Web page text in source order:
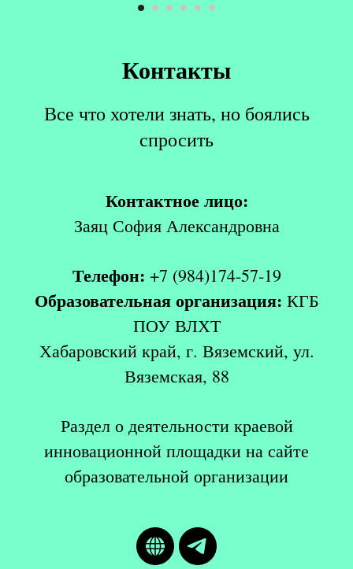
Контакты
Все что хотели знать, но боялись
спросить
Контактное лицо:
Заяц София Александровна
Телефон: +7 (984)174-57-19
Образовательная организация: КГБ
ПОУ ВЛХТ
Хабаровский край, г. Вяземский, ул.
Вяземская, 88
Раздел о деятельности краевой
инновационной площадки на сайте
образовательной организации